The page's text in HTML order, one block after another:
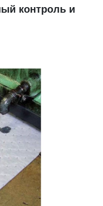
контроль и